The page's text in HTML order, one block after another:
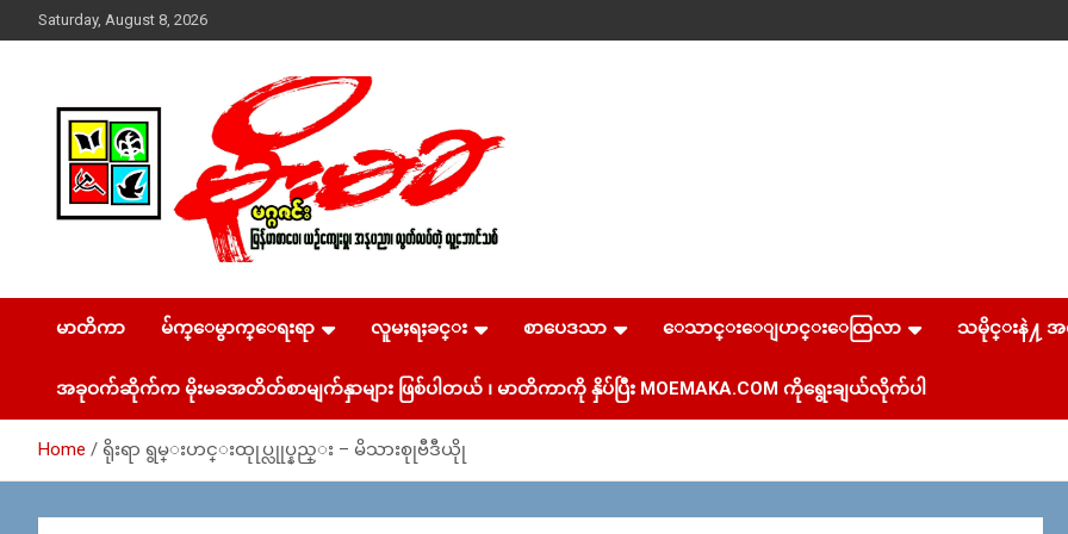
to
Saturday, August 8, 2026
MoeMaKa Burmese
News & Media
ယ္ေရး – အမွတ္ ၂၅၄၊ ပထပ္၊ လမ္း ၄၀၊ ေက်ာက္တံတား၊ ရန္ကုန္။
(ဖုုံး – ၀၉ ၂၅၂ ၂၄၉ ၀၉၄ ၊ ၀၉ ၄၂၁ ၇၄၃ ၇၅၃ ၊ ၀၉ ၅၀၄ ၁၀ ၅၈)
ျဖန္႔ခ်ိေရး – ဆိပ္ကမ္းသာစာေပ – အမွတ္ ၁၃ / ၃၈ လမ္း။ ပ
လာဇာေစ်းသစ္ ။ ၀၉ ၇၈၆၈၃၇ ၃၀၅ / ၀၉ ၉၆၃၆၉၉၈၃၄
မာတိကာ မ်က္ေမွာက္ေရးရာ လူမႈရႈခင္း စာပေဒသာ ေသာင္းေျပာင္းေထြလာ သမိုင္းနဲ႔ အ
အခုဝက်ဆိုက်က မိုးမခအတိတ်စာမျက်နှာများ ဖြစ်ပါတယ် ၊ မာတိကာကို နှိပ်ပြီး MOEMAKA.COM ကိုရွေးချယ်လိုက်ပါ
Home ရိုးရာ ရွမ္းဟင္းထုုပ္လုုပ္နည္း – မိသားစုုဗီဒီယိုု